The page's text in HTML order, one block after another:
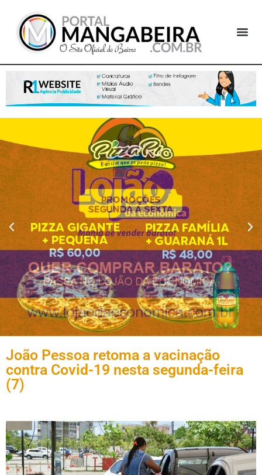
João Pessoa retoma a vacinação
contra Covid-19 nesta segunda-feira
(7)